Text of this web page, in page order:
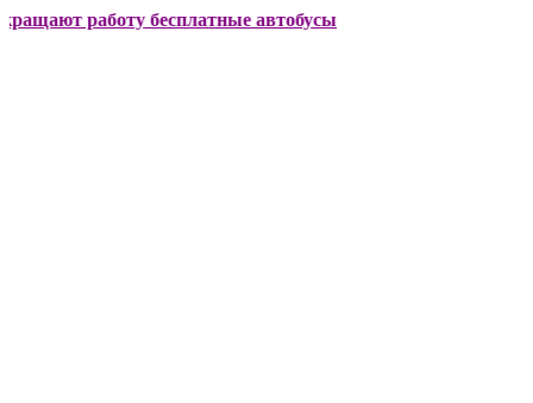
бесплатные автобусы